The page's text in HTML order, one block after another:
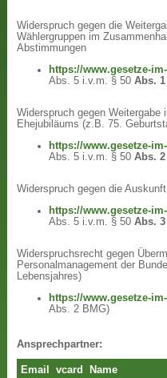
Widerspruch gegen die
Wählergruppen im
Abstimmungen
https://www.gesetze-
Abs. 5 i.v.m. § 50Abs. 1
Widerspruch gegen Weitergabe
Ehejubiläums (z.B. 75.
https://www.gesetze-
Abs. 5 i.v.m. § 50Abs. 2
Widerspruch gegen die
https://www.gesetze-
Abs. 5 i.v.m. § 50Abs. 3
Widerspruchsrecht gegen
Personalmanagement der
Lebensjahres)
https://www.gesetze-
Abs. 2 BMG)
Ansprechpartner:
Email vcard Name